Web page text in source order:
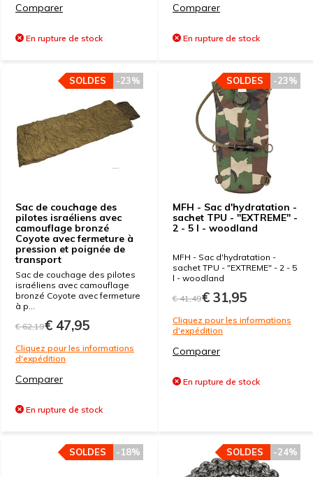
Comparer
En rupture de stock
Comparer
En rupture de stock
Sac de couchage des
pilotes israéliens avec
camouflage bronzé
Coyote avec fermeture à
pression et poignée de
transport
-23%
SOLDES
Sac de couchage des pilotes
israéliens avec camouflage
bronzé Coyote avec fermeture
à p...
€ 62,19€ 47,95
Cliquez pour les informations
d'expédition
Comparer
En rupture de stock
MFH - Sac d'hydratation -
sachet TPU - "EXTREME" -
2 - 5 l - woodland
-23%
SOLDES
MFH - Sac d'hydratation -
sachet TPU - "EXTREME" - 2 - 5
l - woodland
€ 41,49€ 31,95
Cliquez pour les informations
d'expédition
Comparer
En rupture de stock
-18%
SOLDES -24%
SOLDES